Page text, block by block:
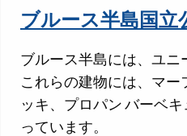
ブルース半島国立
ブルース半島には、ユニ
これらの建物には、マ
ッキ、プロパン バーベ
っています。